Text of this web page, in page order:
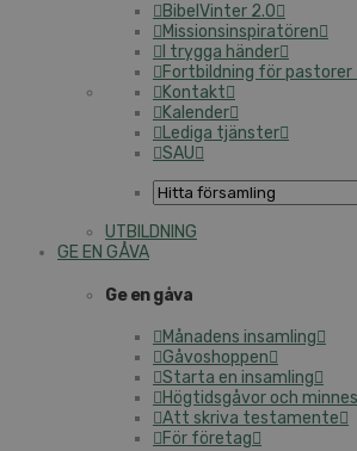
BibelVinter 2.0
Missionsinspiratören
I trygga händer
Fortbildning för
Kontakt
Kalender
Lediga tjänster
SAU
UTBILDNING
GE EN GÅVA
Ge en gåva
Månadens insamling
Gåvoshoppen
Starta en insamling
Högtidsgåvor och
Att skriva testamente
För företag